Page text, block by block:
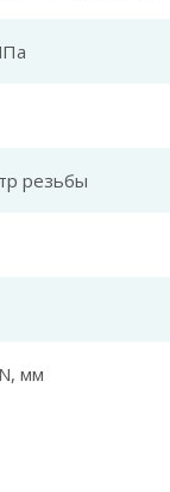
резьбы
мм